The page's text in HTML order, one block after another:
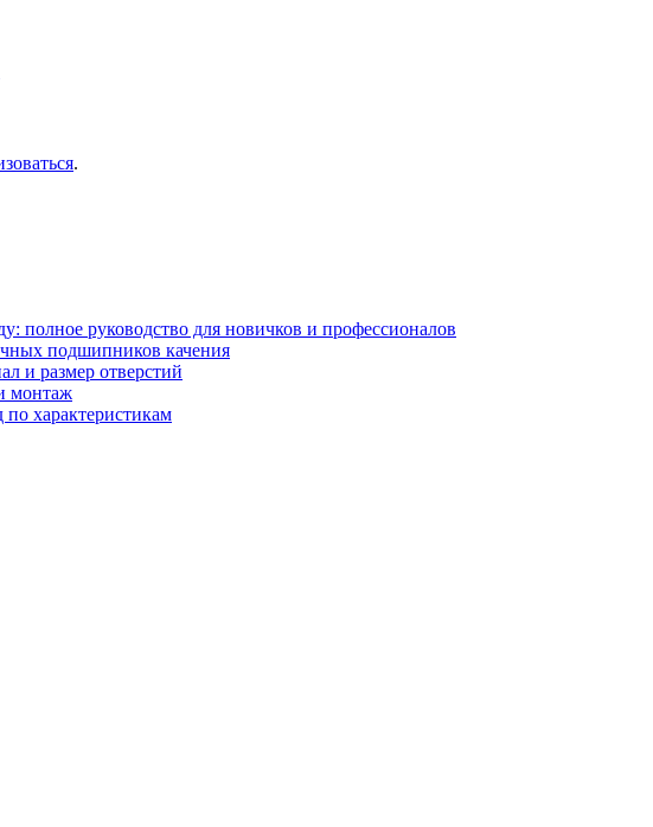
.
полное руководство для новичков и профессионалов
подшипников качения
и размер отверстий
монтаж
характеристикам